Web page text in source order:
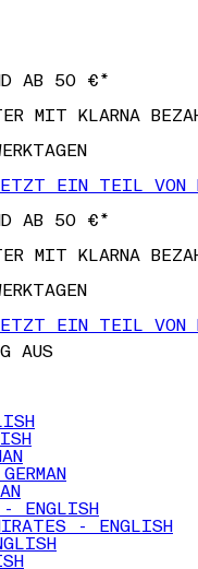
AB 50 €*
MIT KLARNA
EIN TEIL VON
AB 50 €*
MIT KLARNA
EIN TEIL VON
AUS
- ENGLISH
- ENGLISH